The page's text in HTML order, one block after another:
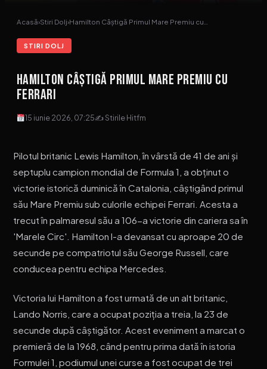
Acasă›Stiri Dolj›Hamilton Câștigă Primul Mare Premiu cu…
STIRI DOLJ
Hamilton Câștigă Primul Mare Premiu cu
Ferrari
15 iunie 2026, 07:25✍ Stirile Hitfm
Pilotul britanic Lewis Hamilton, în vârstă de 41 de ani și
septuplu campion mondial de Formula 1, a obținut o
victorie istorică duminică în Catalonia, câștigând primul
său Mare Premiu sub culorile echipei Ferrari. Acesta a
trecut în palmaresul său a 106-a victorie din cariera sa în
'Marele Circ'. Hamilton l-a devansat cu aproape 20 de
secunde pe compatriotul său George Russell, care
conducea pentru echipa Mercedes.
Victoria lui Hamilton a fost urmată de un alt britanic,
Lando Norris, care a ocupat poziția a treia, la 23 de
secunde după câștigător. Acest eveniment a marcat o
premieră de la 1968, când pentru prima dată în istoria
Formulei 1, podiumul unei curse a fost ocupat de trei